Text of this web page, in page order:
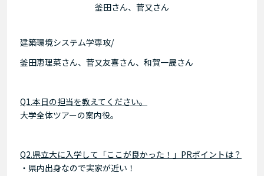
釜田さん、菅又さん
建築環境システム学専攻/
釜田恵理菜さん、菅又友喜さん、和賀一晟さん
Q1.本日の担当を教えてください。
大学全体ツアーの案内役。
Q2.県立大に入学して「ここが良かった！」 PRポイントは？
・県内出身なので実家が近い！